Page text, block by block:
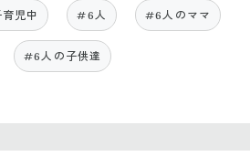
児中 #6人 #6人のママ
#6人の子供達